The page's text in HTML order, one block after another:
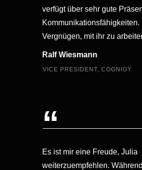
verfügt über sehr gute
Kommunikationsfähigkeiten.
Vergnügen, mit ihr zu
Ralf Wiesmann
VICE PRESIDENT, COGNIGY
“
Es ist mir eine Freude, Julia
weiterzuempfehlen.